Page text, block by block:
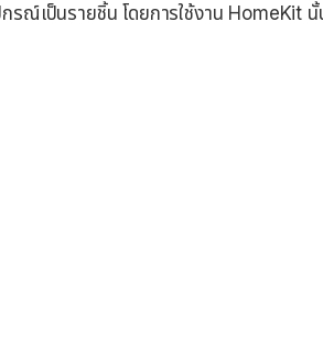
รณ์เป็นรายชิ้น โดยการใช้งาน ​HomeKit